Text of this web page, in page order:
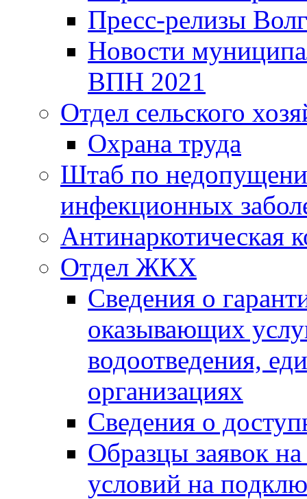
Пресс-релизы
Новости
ВПН 2021
Отдел сельского
Охрана труда
Штаб по
инфекционных
Антинаркотическая
Отдел ЖКХ
Сведения о
оказывающих
водоотведения,
организациях
Сведения о
Образцы заявок
условий на